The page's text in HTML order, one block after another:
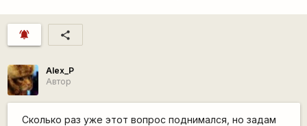
notifications_active share
Alex_P
Автор
Сколько раз уже этот вопрос поднимался, но задам